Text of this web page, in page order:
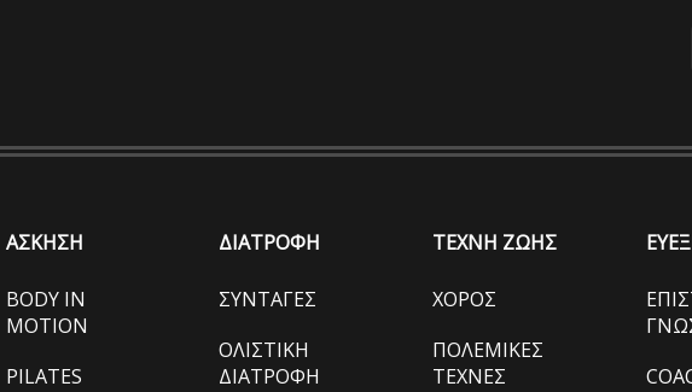
ΑΣΚΗΣΗ
BODY IN
MOTION
PILATES
ΔΙΑΤΡΟΦΗ
ΣΥΝΤΑΓΕΣ
ΟΛΙΣΤΙΚΗ
ΔΙΑΤΡΟΦΗ
ΤΕΧΝΗ ΖΩΗΣ
ΧΟΡΟΣ
ΠΟΛΕΜΙΚΕΣ
ΤΕΧΝΕΣ